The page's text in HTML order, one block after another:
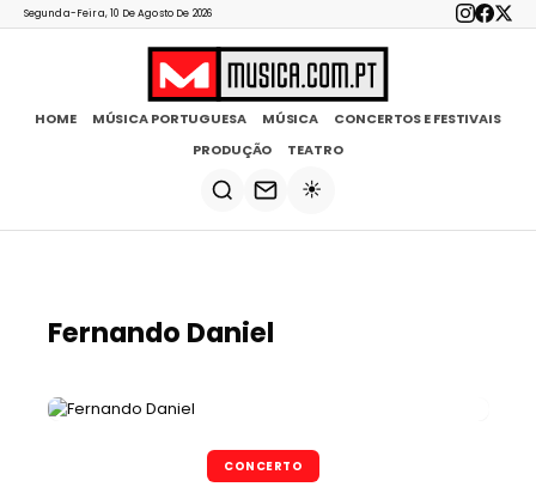
Segunda-Feira, 10 De Agosto De 2026
HOME MÚSICA PORTUGUESA MÚSICA
CONCERTOS E FESTIVAIS
PRODUÇÃO
TEATRO
☀️
Fernando Daniel
CONCERTO